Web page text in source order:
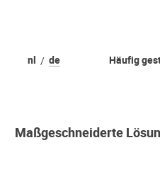
Häufig
nl de
Maßgeschneiderte